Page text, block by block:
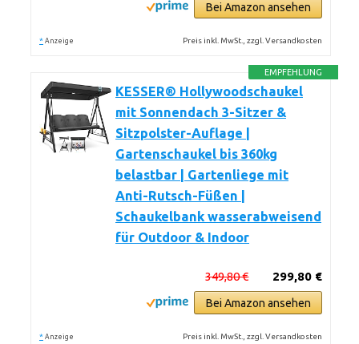
Bei Amazon ansehen
* Anzeige Preis inkl. MwSt., zzgl. Versandkosten
EMPFEHLUNG
KESSER® Hollywoodschaukel
mit Sonnendach 3-Sitzer &
Sitzpolster-Auflage |
Gartenschaukel bis 360kg
belastbar | Gartenliege mit
Anti-Rutsch-Füßen |
Schaukelbank wasserabweisend
für Outdoor & Indoor
299,80 €
349,80 €
Bei Amazon ansehen
* Anzeige Preis inkl. MwSt., zzgl. Versandkosten